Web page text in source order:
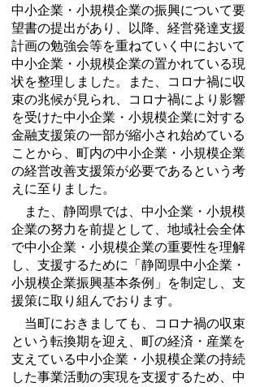
中小企業・小規模企業の振興について要
望書の提出があり、以降、経営発達支援
計画の勉強会等を重ねていく中において
中小企業・小規模企業の置かれている現
状を整理しました。また、コロナ禍に収
束の兆候が見られ、コロナ禍により影響
を受けた中小企業・小規模企業に対する
金融支援策の一部が縮小され始めている
ことから、町内の中小企業・小規模企業
の経営改善支援策が必要であるという考
えに至りました。
また、静岡県では、中小企業・小規模
企業の努力を前提として、地域社会全体
で中小企業・小規模企業の重要性を理解
し、支援するために「静岡県中小企業・
小規模企業振興基本条例」を制定し、支
援策に取り組んでおります。
当町におきましても、コロナ禍の収束
という転換期を迎え、町の経済・産業を
支えている中小企業・小規模企業の持続
した事業活動の実現を支援するため、中